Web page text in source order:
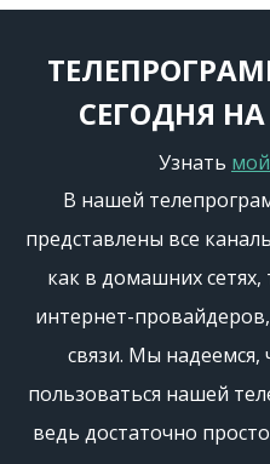
СЕГОДНЯ
Узнать
В нашей
представлены все
как в домашних сетях,
интернет-
связи. Мы надеемся,
пользоваться нашей
ведь достаточно